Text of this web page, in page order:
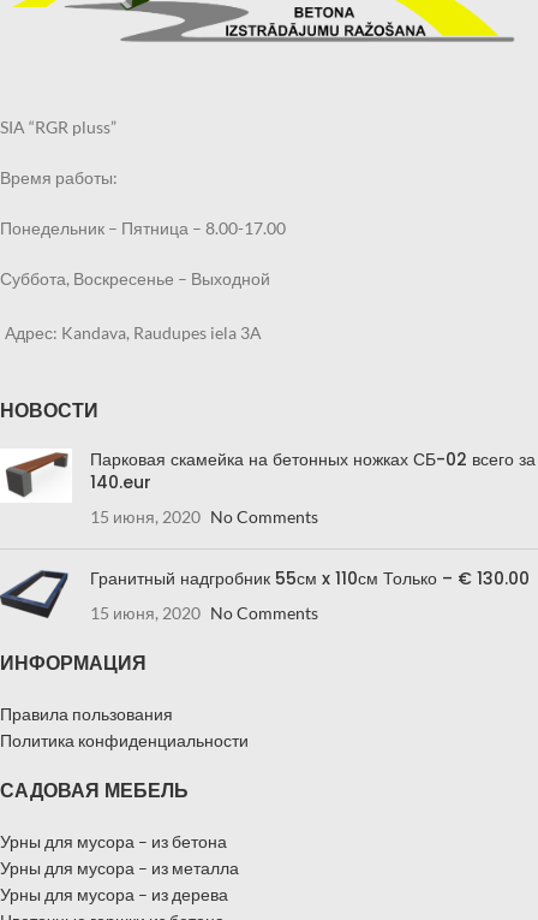
Получить заказанный
могильный бордюр по
Получить заказанный
могильный бордюр по
SIA “RGR pluss”
Время работы:
Понедельник – Пятница – 8.00-17.00
Суббота, Воскресенье – Выходной
Адрес: Kandava, Raudupes iela 3A
НОВОСТИ
Парковая скамейка на бетонных ножках СБ-02 всего за
140.eur
15 июня, 2020 No Comments
Гранитный надгробник 55см x 110см Только – € 130.00
15 июня, 2020 No Comments
ИНФОРМАЦИЯ
Правила пользования
Политика конфиденциальности
САДОВАЯ МЕБЕЛЬ
Урны для мусора – из бетона
Урны для мусора – из металла
Урны для мусора – из дерева